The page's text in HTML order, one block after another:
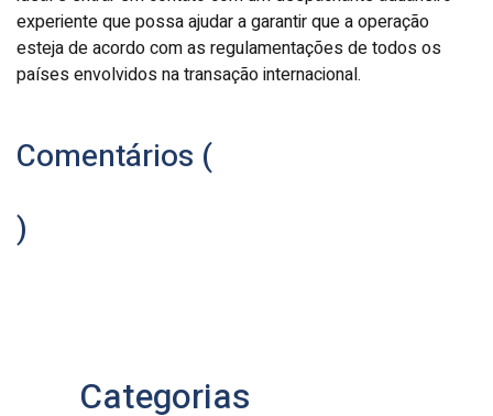
experiente que possa ajudar a garantir que a operação
esteja de acordo com as regulamentações de todos os
países envolvidos na transação internacional.
Comentários (
)
Categorias